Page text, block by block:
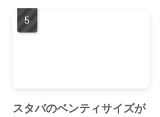
スタバのベンティサイズが